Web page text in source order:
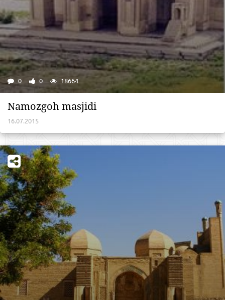
0 0 18664
Namozgoh masjidi
16.07.2015